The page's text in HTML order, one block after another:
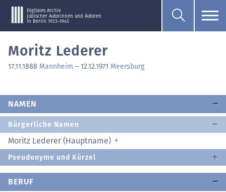
Digitales Archiv
jüdischer Autorinnen und Autoren
in Berlin 1933–1945
Moritz Lederer
17.11.1888 Mannheim – 12.12.1971 Meersburg
NAMEN
Bürgerliche Namen
Moritz Lederer (Hauptname)
Pseudonyme und Kürzel
BERUF